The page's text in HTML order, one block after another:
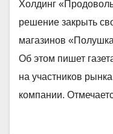
Холдинг
решение закрыть
магазинов
Об этом пишет
на участников
компании.